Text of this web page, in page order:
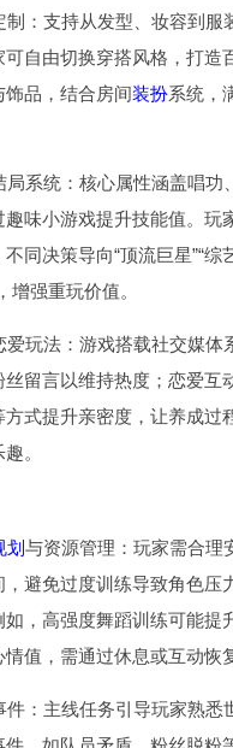
制：支持从发型、妆容到服
自由切换穿搭风格，打造
品，结合房间装扮系统，
系统：核心属性涵盖唱功
趣味小游戏提升技能值。玩
同决策导向“顶流巨星”“综
增强重玩价值。
爱玩法：游戏搭载社交媒体
留言以维持热度；恋爱互
式提升亲密度，让养成过
。
划与资源管理：玩家需合理
避免过度训练导致角色压
，高强度舞蹈训练可能提
值，需通过休息或互动恢
件：主线任务引导玩家熟悉